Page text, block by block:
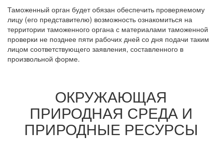
Таможенный орган будет обязан обеспечить проверяемому
лицу (его представителю) возможность ознакомиться на
территории таможенного органа с материалами таможенной
проверки не позднее пяти рабочих дней со дня подачи таким
лицом соответствующего заявления, составленного в
произвольной форме.
ОКРУЖАЮЩАЯ
ПРИРОДНАЯ СРЕДА И
ПРИРОДНЫЕ РЕСУРСЫ